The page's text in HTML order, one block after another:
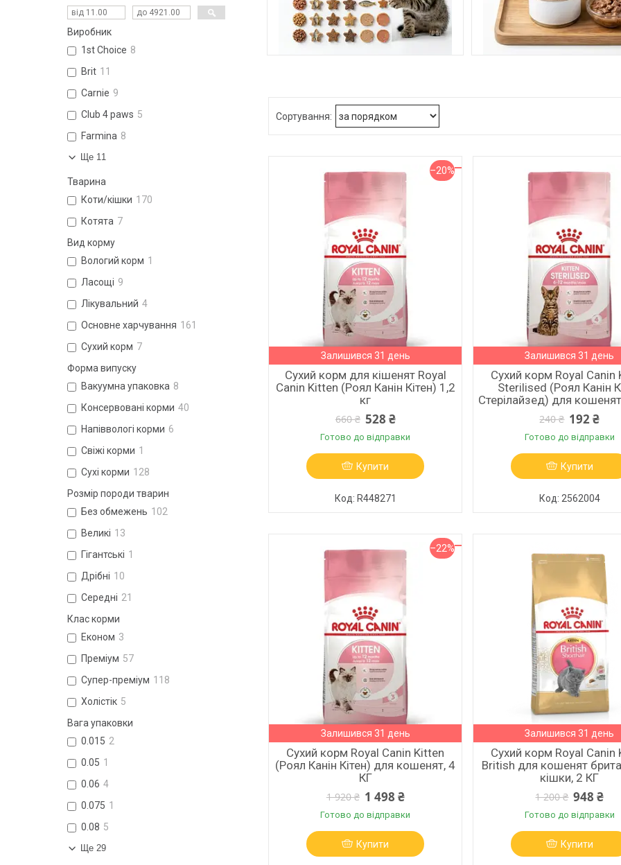
–20%
Залишився 31 день
Сухий корм для кішенят Royal
Canin Kitten (Роял Канін Кітен) 1,2
кг
660 ₴ 528 ₴
Готово до відправки
Купити
R448271
Залишився 31 день
Сухий корм Royal Canin
Sterilised (Роял Канін
Стерілайзед) для
240 ₴ 192 ₴
Готово до відправки
Купити
2562004
–22%
Залишився 31 день
Сухий корм Royal Canin Kitten
(Роял Канін Кітен) для кошенят, 4
КГ
1 920 ₴ 1 498 ₴
Готово до відправки
Купити
Залишився 31 день
Сухий корм Royal Canin
British для кошенят
кішки, 2 КГ
1 200 ₴ 948 ₴
Готово до відправки
Купити
Виробник
1st Choice 8
Brit 11
Carnie 9
Club 4 paws 5
Farmina 8
Ще 11
Тварина
Коти/кішки 170
Котята 7
Вид корму
Вологий корм 1
Ласощі 9
Лікувальний 4
Основне харчування 161
Сухий корм 7
Форма випуску
Вакуумна упаковка 8
Консервовані корми 40
Напіввологі корми 6
Свіжі корми 1
Сухі корми 128
Розмір породи тварин
Без обмежень 102
Великі 13
Гігантські 1
Дрібні 10
Середні 21
Клас корми
Економ 3
Преміум 57
Супер-преміум 118
Холістік 5
Вага упаковки
0.015 2
0.05 1
0.06 4
0.075 1
0.08 5
Ще 29